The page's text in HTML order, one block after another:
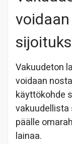
Vakuudeton
voidaan
käyttökohde
päälle
lainaa.